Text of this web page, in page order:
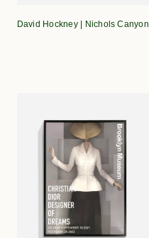
David Hockney | Nichols Canyon